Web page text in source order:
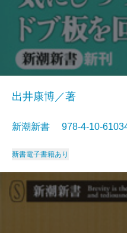
出井康博／著
新潮新書 978-4-10-
新書電子書籍あり